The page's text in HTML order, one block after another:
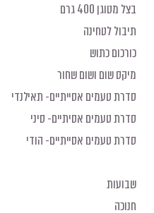
בצל מטוגן 400 גרם
תיבול לטחינה
כורכום כתוש
מיקס שום ושום שחור
סדרת טעמים אסייתיים- תאילנדי
סדרת טעמים אסיתיים- סיני
סדרת טעמים אסייתיים- הודי
שבועות
חנוכה